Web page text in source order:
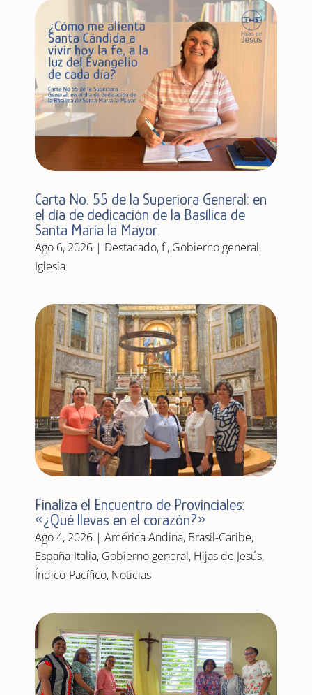
Carta No. 55 de la Superiora General: en
el día de dedicación de la Basílica de
Santa María la Mayor.
Ago 6, 2026| Destacado,fi, Gobierno general,
Iglesia
Finaliza el Encuentro de Provinciales:
«¿Qué llevas en el corazón?»
Ago 4, 2026| América Andina, Brasil-Caribe,
España-Italia, Gobierno general, Hijas de Jesús,
Índico-Pacífico, Noticias